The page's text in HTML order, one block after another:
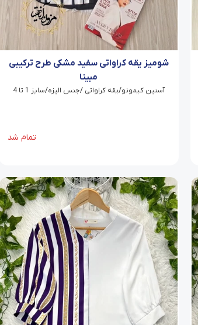
شومیز یقه کراواتی سفید مشکی طرح ترکیبی
مبینا
آستین کیمونو/یقه کراواتی /جنس الیزه/سایز 1 تا 4
تمام شد